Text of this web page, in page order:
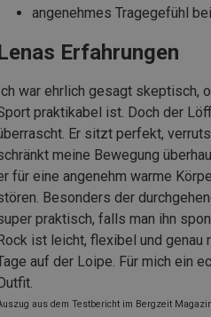
angenehmes Tragegefühl
Erfahrungen
war ehrlich gesagt skeptisch,
praktikabel ist. Doch der
Er sitzt perfekt,
meine Bewegung
für eine angenehm warme
Besonders der
praktisch, falls man ihn
ist leicht, flexibel und genau
auf der Loipe. Für mich ein
aus dem Testbericht im Bergzeit Magazin